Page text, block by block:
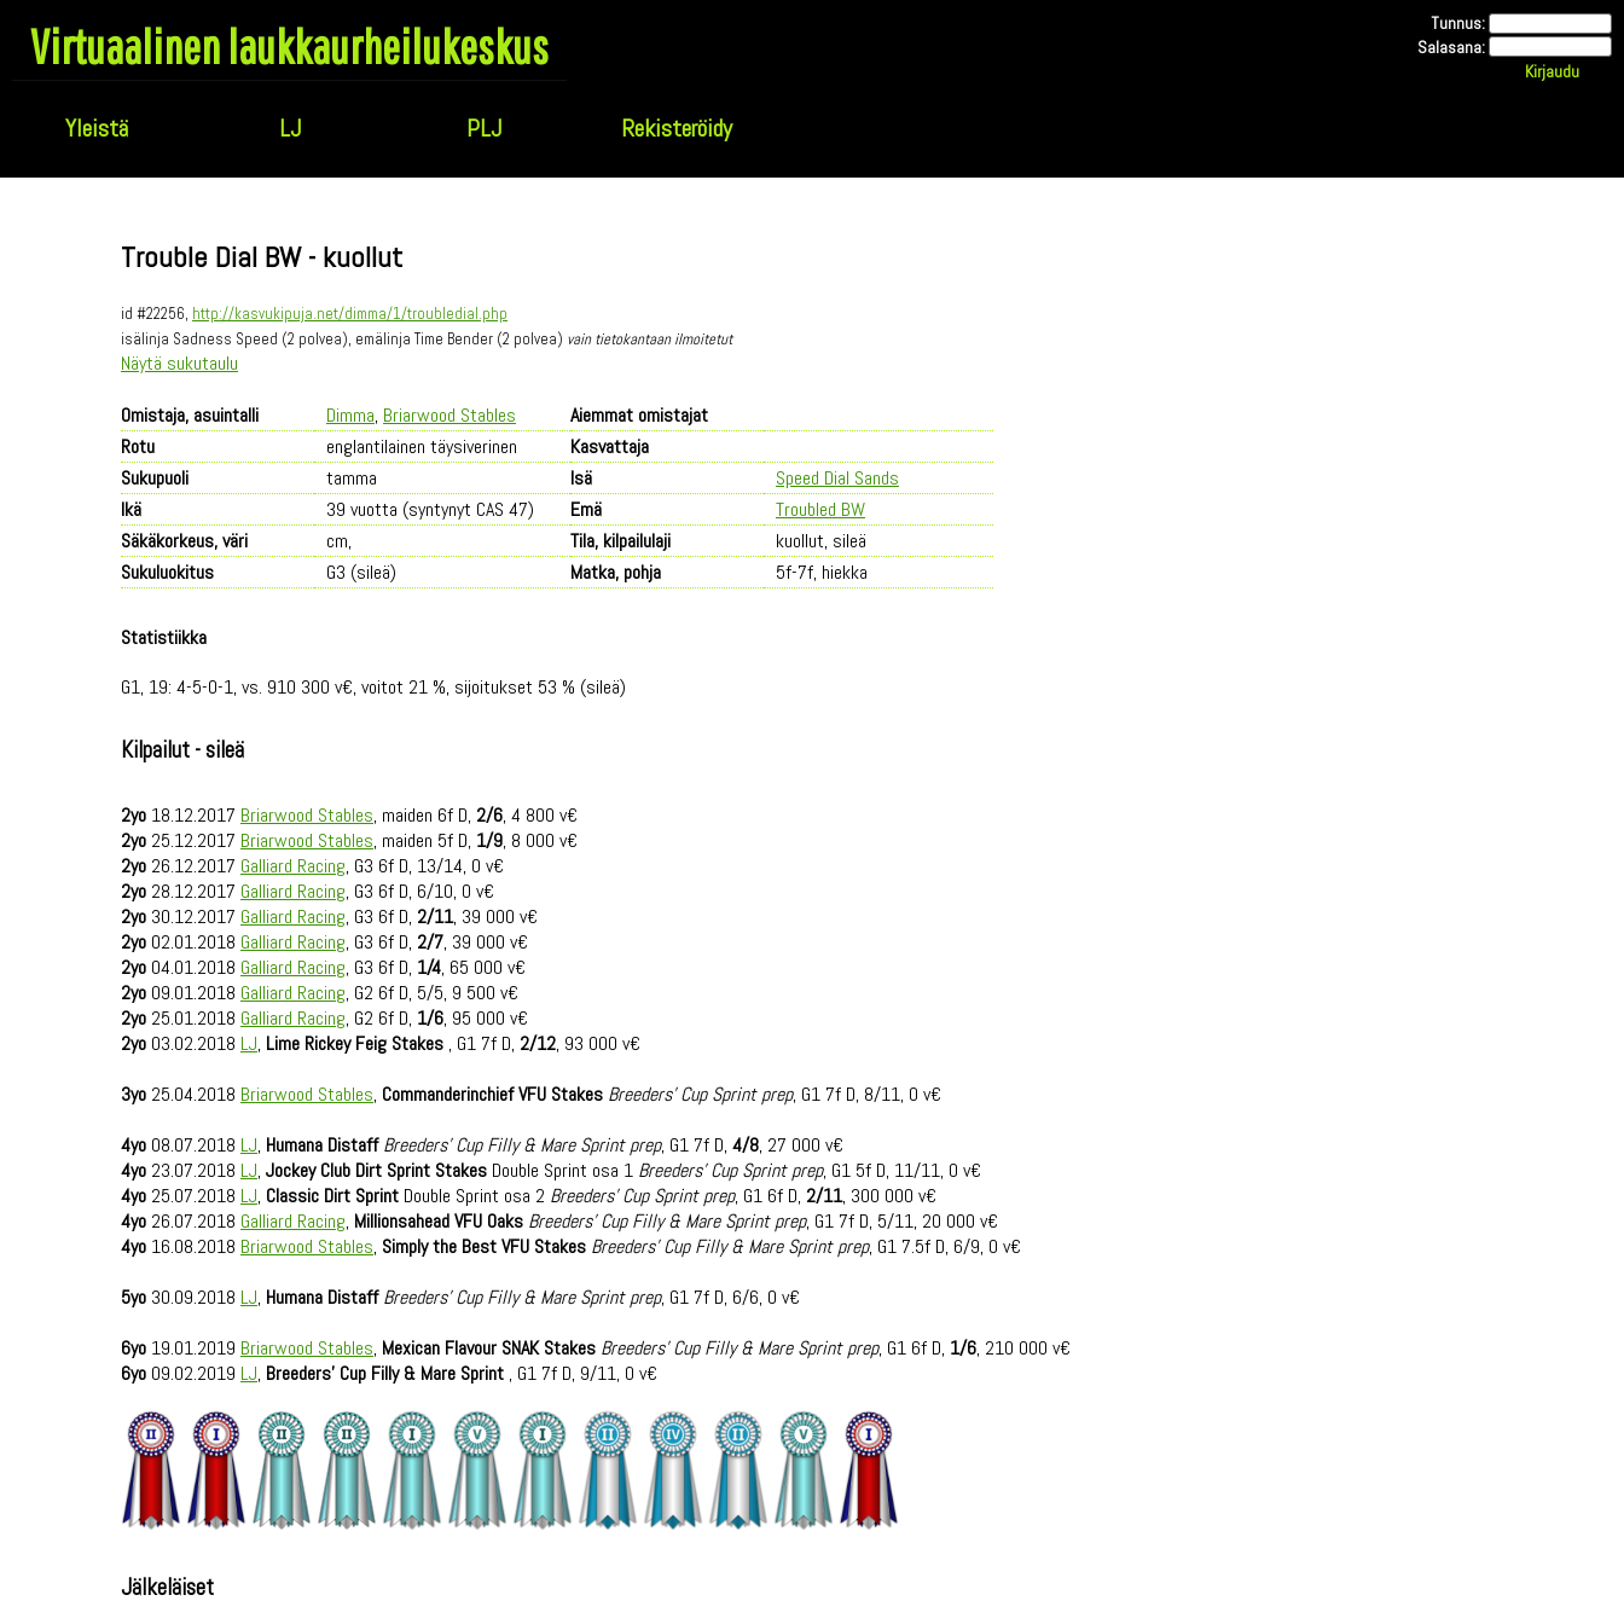
Virtuaalinen laukkaurheilukeskus
Yleistä LJ PLJ Rekisteröidy
Tunnus:
Salasana:
Trouble Dial BW - kuollut
id #22256, http://kasvukipuja.net/dimma/1/troubledial.php
isälinja Sadness Speed (2 polvea), emälinja Time Bender (2 polvea) vain tietokantaan ilmoitetut
Näytä sukutaulu
Omistaja, asuintalli Dimma, Briarwood Stables
Aiemmat omistajat
Rotu
englantilainen täysiverinen
Kasvattaja
Sukupuoli
tamma Isä
Speed Dial Sands
Ikä
39 vuotta (syntynyt CAS 47) Emä
Troubled BW
Säkäkorkeus, väri
cm, Tila, kilpailulaji
kuollut, sileä
Sukuluokitus
G3 (sileä) Matka, pohja 5f-7f, hiekka
Statistiikka
G1, 19: 4-5-0-1, vs. 910 300 v€, voitot 21 %, sijoitukset 53 % (sileä)
Kilpailut - sileä
2yo 18.12.2017 Briarwood Stables, maiden 6f D, 2/6, 4 800 v€
2yo 25.12.2017 Briarwood Stables, maiden 5f D, 1/9, 8 000 v€
2yo 26.12.2017 Galliard Racing, G3 6f D, 13/14, 0 v€
2yo 28.12.2017 Galliard Racing, G3 6f D, 6/10, 0 v€
2yo 30.12.2017 Galliard Racing, G3 6f D, 2/11, 39 000 v€
2yo 02.01.2018 Galliard Racing, G3 6f D, 2/7, 39 000 v€
2yo 04.01.2018 Galliard Racing, G3 6f D, 1/4, 65 000 v€
2yo 09.01.2018 Galliard Racing, G2 6f D, 5/5, 9 500 v€
2yo 25.01.2018 Galliard Racing, G2 6f D, 1/6, 95 000 v€
2yo 03.02.2018 LJ, Lime Rickey Feig Stakes , G1 7f D, 2/12, 93 000 v€
3yo 25.04.2018 Briarwood Stables, Commanderinchief VFU Stakes Breeders' Cup Sprint prep, G1 7f D, 8/11, 0 v€
4yo 08.07.2018 LJ, Humana Distaff Breeders' Cup Filly & Mare Sprint prep, G1 7f D, 4/8, 27 000 v€
4yo 23.07.2018 LJ, Jockey Club Dirt Sprint Stakes Double Sprint osa 1 Breeders' Cup Sprint prep, G1 5f D, 11/11, 0 v€
4yo 25.07.2018 LJ, Classic Dirt Sprint Double Sprint osa 2 Breeders' Cup Sprint prep, G1 6f D, 2/11, 300 000 v€
4yo 26.07.2018 Galliard Racing, Millionsahead VFU Oaks Breeders' Cup Filly & Mare Sprint prep, G1 7f D, 5/11, 20 000 v€
4yo 16.08.2018 Briarwood Stables, Simply the Best VFU Stakes Breeders' Cup Filly & Mare Sprint prep, G1 7.5f D, 6/9, 0 v€
5yo 30.09.2018 LJ, Humana Distaff Breeders' Cup Filly & Mare Sprint prep, G1 7f D, 6/6, 0 v€
6yo 19.01.2019 Briarwood Stables, Mexican Flavour SNAK Stakes Breeders' Cup Filly & Mare Sprint prep, G1 6f D, 1/6, 210 000 v€
6yo 09.02.2019 LJ, Breeders' Cup Filly & Mare Sprint , G1 7f D, 9/11, 0 v€
Jälkeläiset